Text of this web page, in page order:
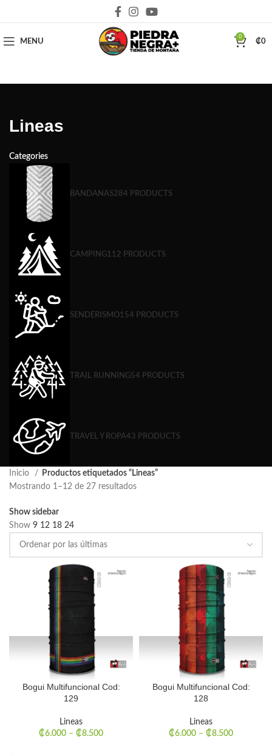
MENU
0
₡0
Lineas
Categories
BANDANAS284 PRODUCTS
CAMPING112 PRODUCTS
SENDERISMO154 PRODUCTS
TRAIL RUNNING54 PRODUCTS
TRAVEL Y ROPA43 PRODUCTS
Inicio
Productos etiquetados “Lineas”
Mostrando 1–12 de 27 resultados
Show sidebar
Show 9 12 18 24
Bogui Multifuncional Cod:
129
Lineas
₡6.000 – ₡8.500
Bogui Multifuncional Cod:
128
Lineas
₡6.000 – ₡8.500
Deja que la montaña sea parte de tu vida